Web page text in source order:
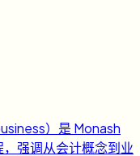
）是 Monash
强调从会计概念到业